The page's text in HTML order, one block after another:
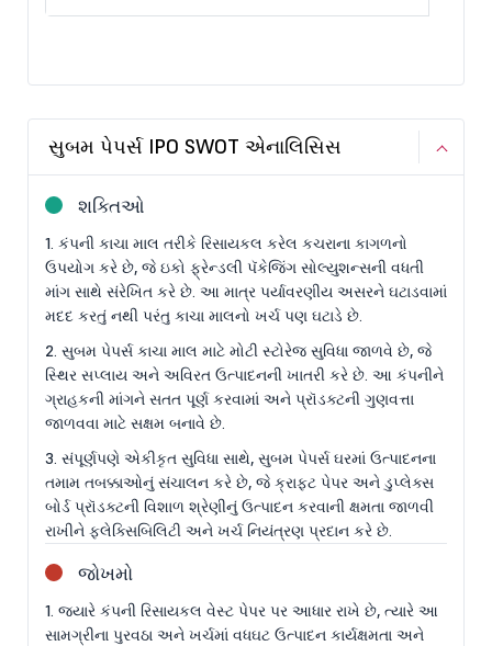
સુબમ પેપર્સ IPO SWOT એનાલિસિસ
શક્તિઓ
1. કંપની કાચા માલ તરીકે રિસાયકલ કરેલ કચરાના કાગળનો
ઉપયોગ કરે છે, જે ઇકો ફ્રેન્ડલી પૅકેજિંગ સોલ્યુશન્સની વધતી
માંગ સાથે સંરેખિત કરે છે. આ માત્ર પર્યાવરણીય અસરને ઘટાડવામાં
મદદ કરતું નથી પરંતુ કાચા માલનો ખર્ચ પણ ઘટાડે છે.
2. સુબમ પેપર્સ કાચા માલ માટે મોટી સ્ટોરેજ સુવિધા જાળવે છે, જે
સ્થિર સપ્લાય અને અવિરત ઉત્પાદનની ખાતરી કરે છે. આ કંપનીને
ગ્રાહકની માંગને સતત પૂર્ણ કરવામાં અને પ્રૉડક્ટની ગુણવત્તા
જાળવવા માટે સક્ષમ બનાવે છે.
3. સંપૂર્ણપણે એકીકૃત સુવિધા સાથે, સુબમ પેપર્સ ઘરમાં ઉત્પાદનના
તમામ તબક્કાઓનું સંચાલન કરે છે, જે ક્રાફ્ટ પેપર અને ડુપ્લેક્સ
બોર્ડ પ્રૉડક્ટની વિશાળ શ્રેણીનું ઉત્પાદન કરવાની ક્ષમતા જાળવી
રાખીને ફ્લેક્સિબિલિટી અને ખર્ચ નિયંત્રણ પ્રદાન કરે છે.
જોખમો
1. જ્યારે કંપની રિસાયકલ વેસ્ટ પેપર પર આધાર રાખે છે, ત્યારે આ
સામગ્રીના પુરવઠા અને ખર્ચમાં વધઘટ ઉત્પાદન કાર્યક્ષમતા અને